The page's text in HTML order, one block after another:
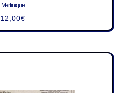
Martinique
12,00€